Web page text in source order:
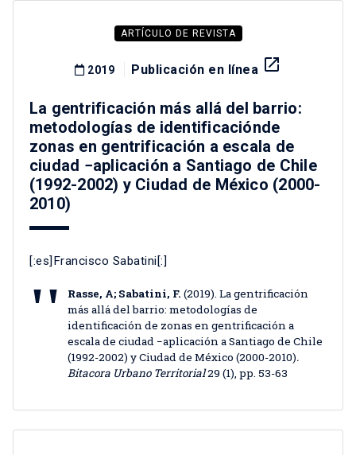
ARTÍCULO DE REVISTA
2019 Publicación en línea launch
La gentrificación más allá del barrio:
metodologías de identificaciónde
zonas en gentrificación a escala de
ciudad −aplicación a Santiago de Chile
(1992-2002) y Ciudad de México (2000-
2010)
[:es]Francisco Sabatini[:]
Rasse, A; Sabatini, F. (2019). La gentrificación
más allá del barrio: metodologías de
identificación de zonas en gentrificación a
escala de ciudad −aplicación a Santiago de Chile
(1992-2002) y Ciudad de México (2000-2010).
Bitacora Urbano Territorial29 (1), pp. 53-63